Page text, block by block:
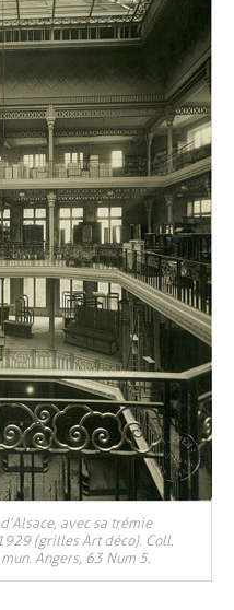
avec sa trémie
(grilles Art déco). Coll.
Angers, 63 Num 5.